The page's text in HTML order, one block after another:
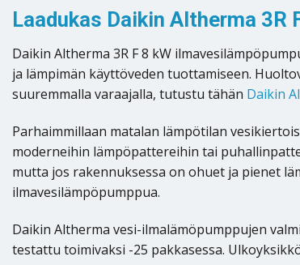
Laadukas Daikin Altherma
Daikin Altherma 3R F 8 kW
ja lämpimän käyttöveden tuottamiseen.
suuremmalla varaajalla, tutustu tähän Daikin
Parhaimmillaan matalan lämpötilan
moderneihin lämpöpattereihin tai
mutta jos rakennuksessa on ohuet ja pienet
ilmavesilämpöpumppua.
Daikin Altherma vesi-ilmalämöpumppujen
testattu toimivaksi -25 pakkasessa.